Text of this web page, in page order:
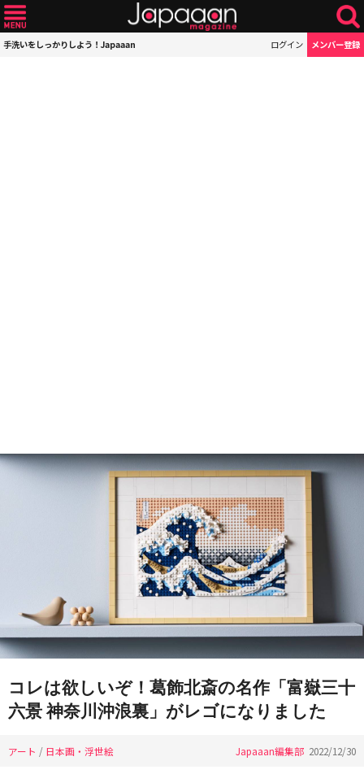
手洗いをしっかりしよう！Japaaan ログイン メンバー登録
コレは欲しいぞ！葛飾北斎の名作「富嶽三十
六景 神奈川沖浪裏」がレゴになりました
アート / 日本画・浮世絵 Japaaan編集部 2022/12/30